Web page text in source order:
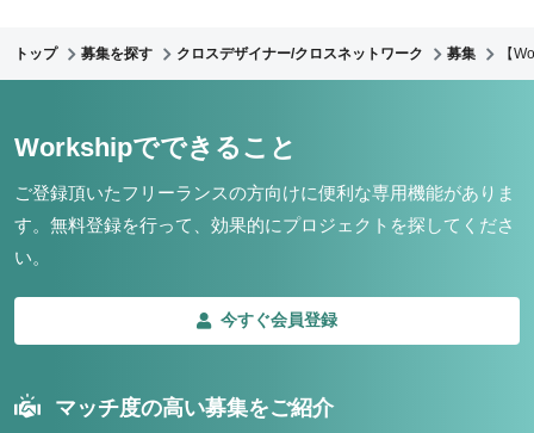
トップ 募集を探す クロスデザイナー/クロスネットワーク 募集 【
Workshipでできること
ご登録頂いたフリーランスの方向けに便利な専用機能がありま
す。 無料登録を行って、効果的にプロジェクトを探してくださ
い。
今すぐ会員登録
マッチ度の高い募集をご紹介